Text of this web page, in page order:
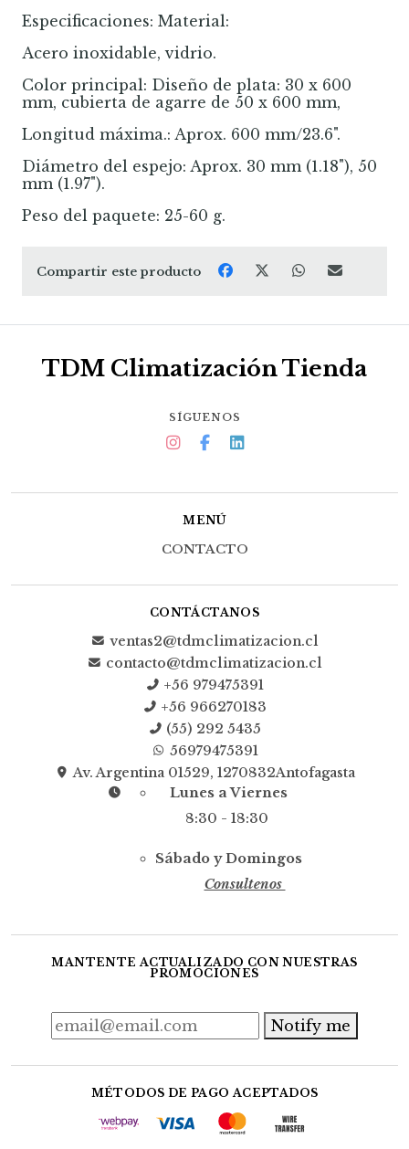
Especificaciones: Material:
Acero inoxidable, vidrio.
Color principal: Diseño de plata: 30 x 600
mm, cubierta de agarre de 50 x 600 mm,
Longitud máxima.: Aprox. 600 mm/23.6".
Diámetro del espejo: Aprox. 30 mm (1.18"), 50
mm (1.97").
Peso del paquete: 25-60 g.
Compartir este producto
TDM Climatización Tienda
SÍGUENOS
MENÚ
CONTACTO
CONTÁCTANOS
ventas2@tdmclimatizacion.cl
contacto@tdmclimatizacion.cl
+56 979475391
+56 966270183
(55) 292 5435
56979475391
Av. Argentina 01529, 1270832Antofagasta
Lunes a Viernes
8:30 - 18:30
Sábado y Domingos
Consultenos
MANTENTE ACTUALIZADO CON NUESTRAS
PROMOCIONES
Notify me
MÉTODOS DE PAGO ACEPTADOS